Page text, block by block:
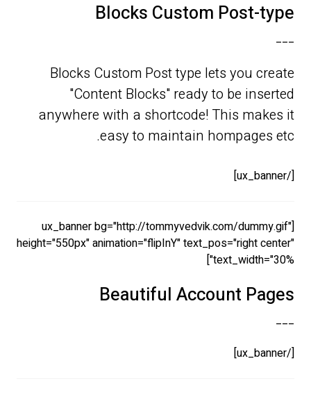
Blocks Custom Post-type
___
Blocks Custom Post type lets you create
"Content Blocks" ready to be inserted
anywhere with a shortcode! This makes it
easy to maintain hompages etc.
[/ux_banner]
[ux_banner bg="http://tommyvedvik.com/dummy.gif"
height="550px" animation="flipInY" text_pos="right center"
text_width="30%"]
Beautiful Account Pages
___
[/ux_banner]